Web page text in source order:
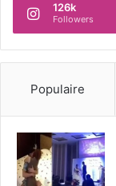
126k
Followers
Populaire